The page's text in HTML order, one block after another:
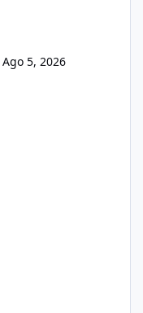
Ago 5, 2026